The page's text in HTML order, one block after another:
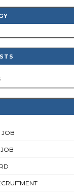
JOB
JOB